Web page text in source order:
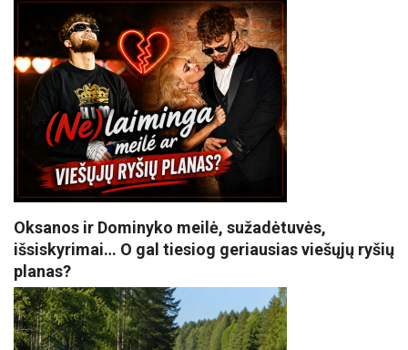
Oksanos ir Dominyko meilė, sužadėtuvės,
išsiskyrimai… O gal tiesiog geriausias viešųjų ryšių
planas?